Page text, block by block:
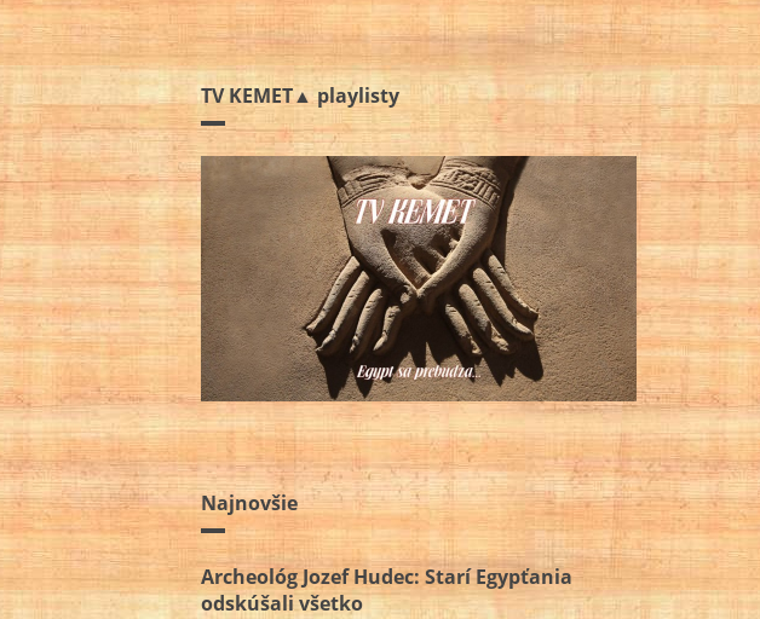
TV KEMET▲ playlisty
Najnovšie
Archeológ Jozef Hudec: Starí Egypťania
odskúšali všetko